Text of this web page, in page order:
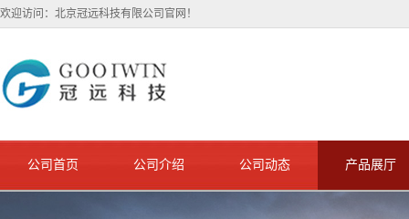
欢迎访问：北京冠远科技有限公司官网！
公司首页 公司介绍 公司动态 产品展厅